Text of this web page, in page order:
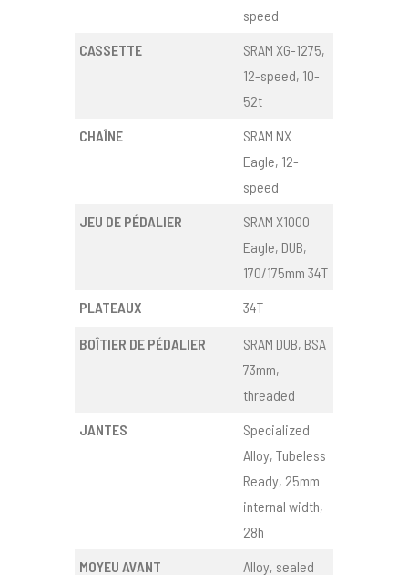
speed
CASSETTE
SRAM XG-1275,
12-speed, 10-
52t
CHAÎNE
SRAM NX
Eagle, 12-
speed
JEU DE PÉDALIER
SRAM X1000
Eagle, DUB,
170/175mm 34T
PLATEAUX
34T
BOÎTIER DE PÉDALIER
SRAM DUB, BSA
73mm,
threaded
JANTES
Specialized
Alloy, Tubeless
Ready, 25mm
internal width,
28h
MOYEU AVANT
Alloy, sealed